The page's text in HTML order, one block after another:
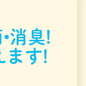
消臭!
ます!